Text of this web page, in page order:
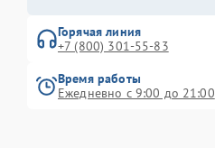
Горячая линия
+7 (800) 301-55-83
Время работы
Ежедневно с 9:00 до 21:00